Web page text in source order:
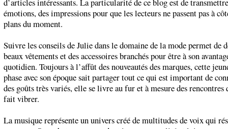
émotions, des impressions pour que les lecteurs ne passent pas à
plans du moment.
Suivre les conseils de Julie dans le domaine de la mode permet de
beaux vêtements et des accessoires branchés pour être à son
quotidien. Toujours à l’affût des nouveautés des marques, cette
phase avec son époque sait partager tout ce qui est important de
des goûts très variés, elle se livre au fur et à mesure des rencontres
fait vibrer.
La musique représente un univers créé de multitudes de voix qui